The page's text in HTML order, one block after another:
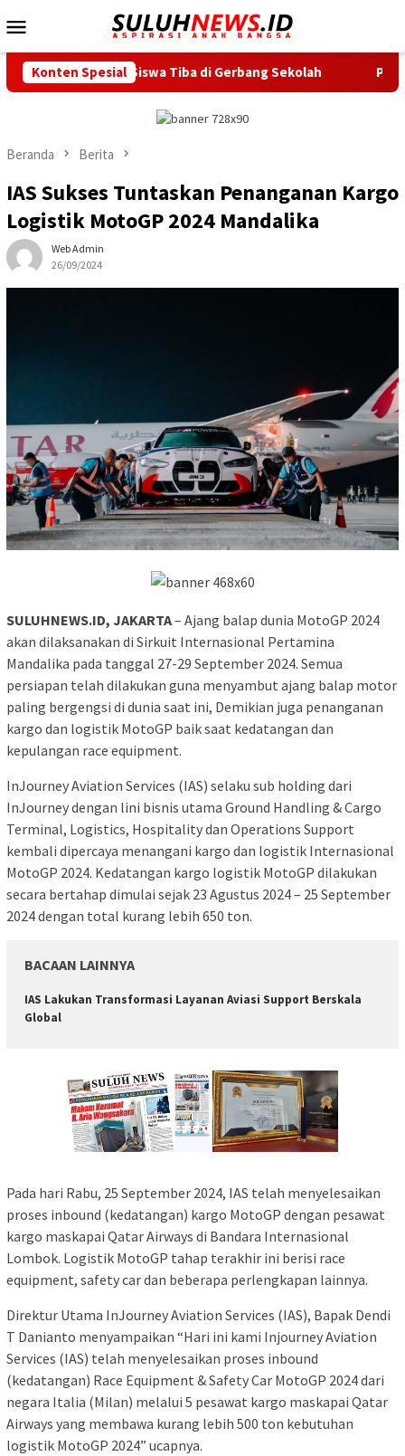
ke
Mobile
Konten Spesial
Siswa Tiba di Gerbang Sekolah Peringati Pekan
Beranda Berita
IAS Sukses Tuntaskan Penanganan Kargo
Logistik MotoGP 2024 Mandalika
Web Admin
26/09/2024
SULUHNEWS.ID, JAKARTA– Ajang balap dunia MotoGP 2024
akan dilaksanakan di Sirkuit Internasional Pertamina
Mandalika pada tanggal 27-29 September 2024. Semua
persiapan telah dilakukan guna menyambut ajang balap motor
paling bergengsi di dunia saat ini, Demikian juga penanganan
kargo dan logistik MotoGP baik saat kedatangan dan
kepulangan race equipment.
InJourney Aviation Services (IAS) selaku sub holding dari
InJourney dengan lini bisnis utama Ground Handling & Cargo
Terminal, Logistics, Hospitality dan Operations Support
kembali dipercaya menangani kargo dan logistik Internasional
MotoGP 2024. Kedatangan kargo logistik MotoGP dilakukan
secara bertahap dimulai sejak 23 Agustus 2024 – 25 September
2024 dengan total kurang lebih 650 ton.
BACAAN LAINNYA
IAS Lakukan Transformasi Layanan Aviasi Support Berskala
Global
Pada hari Rabu, 25 September 2024, IAS telah menyelesaikan
proses inbound (kedatangan) kargo MotoGP dengan pesawat
kargo maskapai Qatar Airways di Bandara Internasional
Lombok. Logistik MotoGP tahap terakhir ini berisi race
equipment, safety car dan beberapa perlengkapan lainnya.
Direktur Utama InJourney Aviation Services (IAS), Bapak Dendi
T Danianto menyampaikan “Hari ini kami Injourney Aviation
Services (IAS) telah menyelesaikan proses inbound
(kedatangan) Race Equipment & Safety Car MotoGP 2024 dari
negara Italia (Milan) melalui 5 pesawat kargo maskapai Qatar
Airways yang membawa kurang lebih 500 ton kebutuhan
logistik MotoGP 2024” ucapnya.